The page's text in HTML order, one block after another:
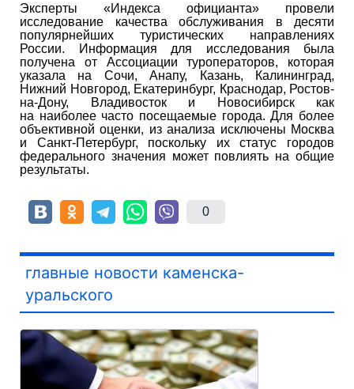
Эксперты «Индекса официанта» провели
исследование качества обслуживания в десяти
популярнейших туристических направлениях
России. Информация для исследования была
получена от Ассоциации туроператоров, которая
указала на Сочи, Анапу, Казань, Калининград,
Нижний Новгород, Екатеринбург, Краснодар, Ростов-
на-Дону, Владивосток и Новосибирск как
на наиболее часто посещаемые города. Для более
объективной оценки, из анализа исключены Москва
и Санкт-Петербург, поскольку их статус городов
федерального значения может повлиять на общие
результаты.
0
главные новости каменска-
уральского